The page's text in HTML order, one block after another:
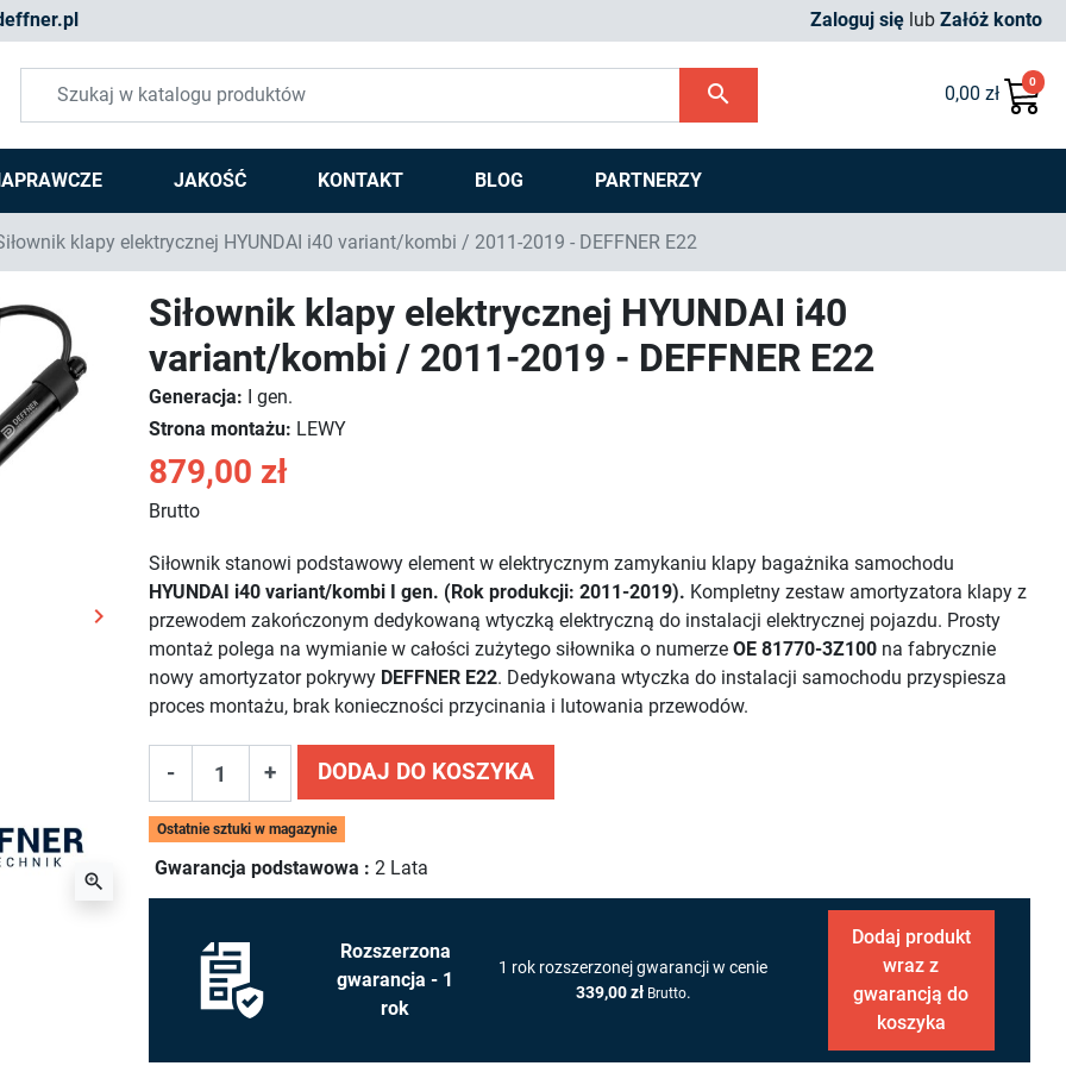
Zaloguj się lub Załóż konto
search 0,00 zł
0
JAKOŚĆ KONTAKT BLOG PARTNERZY
klapy elektrycznej HYUNDAI i40 variant/kombi / 2011-2019 - DEFFNER E22
Następny
keyboard_arrow_right
zoom_in
Siłownik klapy elektrycznej HYUNDAI i40
variant/kombi / 2011-2019 - DEFFNER E22
Generacja: I gen.
Strona montażu: LEWY
879,00 zł
Brutto
Siłownik stanowi podstawowy element w elektrycznym zamykaniu klapy bagażnika samochodu
HYUNDAI i40 variant/kombi I gen. (Rok produkcji: 2011-2019). Kompletny zestaw amortyzatora klapy z
przewodem zakończonym dedykowaną wtyczką elektryczną do instalacji elektrycznej pojazdu. Prosty
montaż polega na wymianie w całości zużytego siłownika o numerzeOE 81770-3Z100 na fabrycznie
nowy amortyzator pokrywy DEFFNER E22. Dedykowana wtyczka do instalacji samochodu przyspiesza
proces montażu, brak konieczności przycinania i lutowania przewodów.
- + DODAJ DO KOSZYKA
Ostatnie sztuki w magazynie
Gwarancja podstawowa :2 Lata
Rozszerzona
gwarancja - 1
rok
1 rok rozszerzonej gwarancji w cenie
339,00 zł Brutto.
Dodaj produkt
wraz z
gwarancją do
koszyka